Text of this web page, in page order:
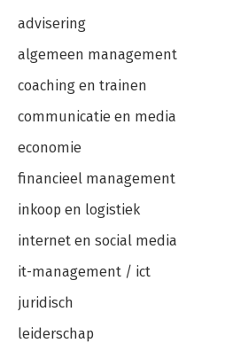
advisering
algemeen management
coaching en trainen
communicatie en media
economie
financieel management
inkoop en logistiek
internet en social media
it-management / ict
juridisch
leiderschap